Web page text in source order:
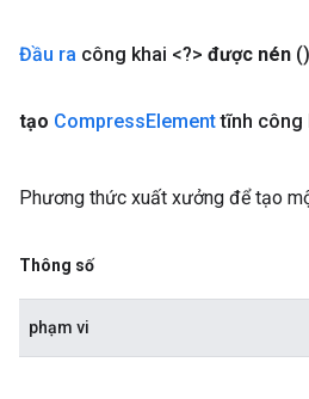
Đầu ra công khai <?> được nén ()
tạo CompressElementtĩnh công
Phương thức xuất xưởng để tạo
Thông số
phạm vi